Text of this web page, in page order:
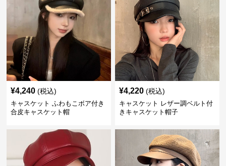
¥4,240 (税込)
キャスケット ふわもこボア付き
合皮キャスケット帽
¥4,220 (税込)
キャスケット レザー調ベルト付
きキャスケット帽子